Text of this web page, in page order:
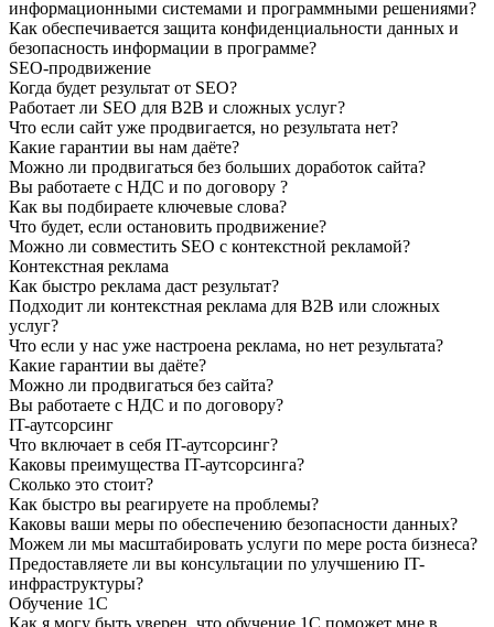
информационными системами и программными решениями?
Как обеспечивается защита конфиденциальности данных и
безопасность информации в программе?
SEO-продвижение
Когда будет результат от SEO?
Работает ли SEO для B2B и сложных услуг?
Что если сайт уже продвигается, но результата нет?
Какие гарантии вы нам даёте?
Можно ли продвигаться без больших доработок сайта?
Вы работаете с НДС и по договору ?
Как вы подбираете ключевые слова?
Что будет, если остановить продвижение?
Можно ли совместить SEO с контекстной рекламой?
Контекстная реклама
Как быстро реклама даст результат?
Подходит ли контекстная реклама для B2B или сложных
услуг?
Что если у нас уже настроена реклама, но нет результата?
Какие гарантии вы даёте?
Можно ли продвигаться без сайта?
Вы работаете с НДС и по договору?
IT-аутсорсинг
Что включает в себя IT-аутсорсинг?
Каковы преимущества IT-аутсорсинга?
Сколько это стоит?
Как быстро вы реагируете на проблемы?
Каковы ваши меры по обеспечению безопасности данных?
Можем ли мы масштабировать услуги по мере роста бизнеса?
Предоставляете ли вы консультации по улучшению IT-
инфраструктуры?
Обучение 1С
Как я могу быть уверен, что обучение 1С поможет мне в